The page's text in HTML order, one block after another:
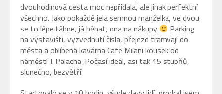
dvouhodinová cesta moc nepřidala, ale jinak perfektní
všechno. Jako pokaždé jela semnou manželka, ve dvou
se to lépe táhne, já běhat, ona na nákupy
Parking
na výstavišti, vyzvednutí čísla, přejezd tramvají do
města a oblíbená kavárna Cafe Milani kousek od
náměstí J. Palacha. Počasí ideál, asi tak 15 stupňů,
slunečno, bezvětří.